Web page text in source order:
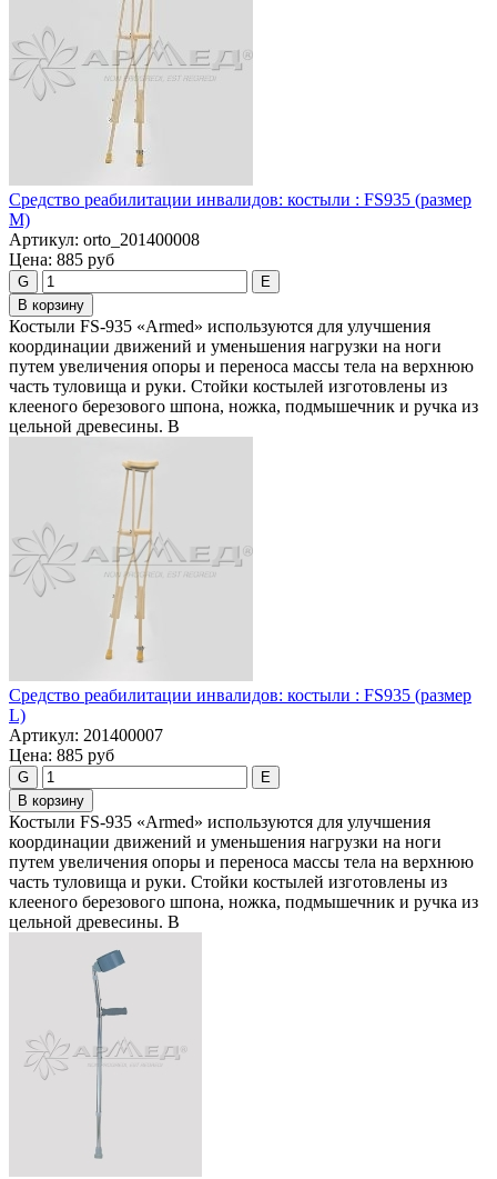
Средство реабилитации инвалидов: костыли : FS935 (размер
M)
Артикул: orto_201400008
Цена: 885 руб
G
E
В корзину
Костыли FS-935 «Armed» используются для улучшения
координации движений и уменьшения нагрузки на ноги
путем увеличения опоры и переноса массы тела на верхнюю
часть туловища и руки. Стойки костылей изготовлены из
клееного березового шпона, ножка, подмышечник и ручка из
цельной древесины. В
Средство реабилитации инвалидов: костыли : FS935 (размер
L)
Артикул: 201400007
Цена: 885 руб
G
E
В корзину
Костыли FS-935 «Armed» используются для улучшения
координации движений и уменьшения нагрузки на ноги
путем увеличения опоры и переноса массы тела на верхнюю
часть туловища и руки. Стойки костылей изготовлены из
клееного березового шпона, ножка, подмышечник и ручка из
цельной древесины. В